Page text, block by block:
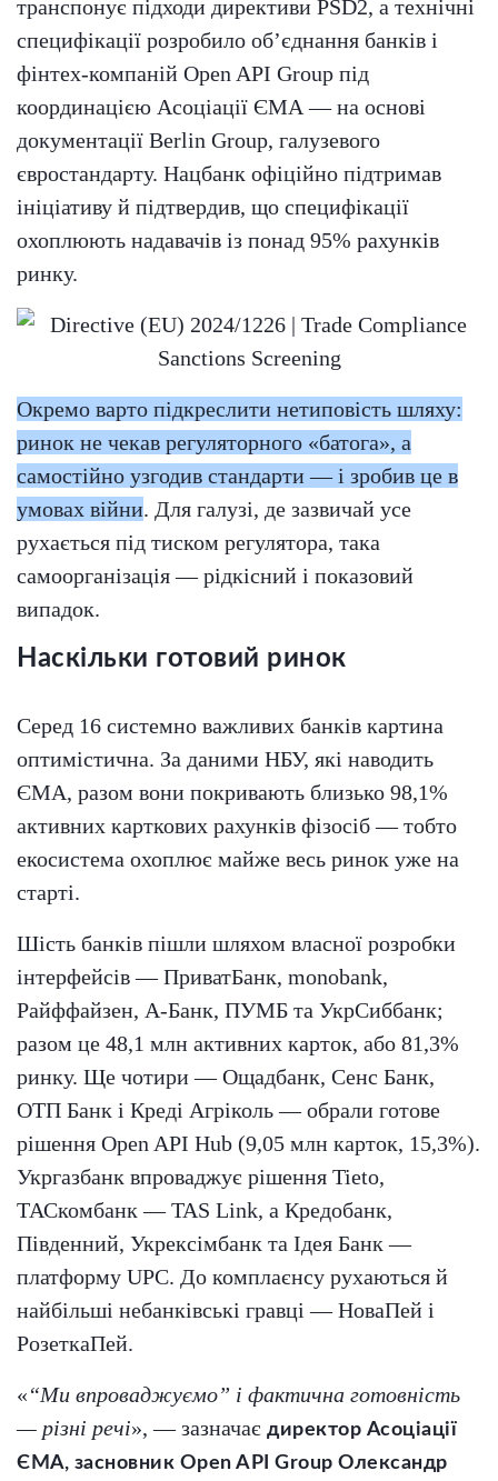
транспонує підходи директиви PSD2, а технічні
специфікації розробило обʼєднання банків і
фінтех-компаній Open API Group під
координацією Асоціації ЄМА — на основі
документації Berlin Group, галузевого
євростандарту. Нацбанк офіційно підтримав
ініціативу й підтвердив, що специфікації
охоплюють надавачів із понад 95% рахунків
ринку.
Окремо варто підкреслити нетиповість шляху:
ринок не чекав регуляторного «батога», а
самостійно узгодив стандарти — і зробив це в
умовах війни. Для галузі, де зазвичай усе
рухається під тиском регулятора, така
самоорганізація — рідкісний і показовий
випадок.
Наскільки готовий ринок
Серед 16 системно важливих банків картина
оптимістична. За даними НБУ, які наводить
ЄМА, разом вони покривають близько 98,1%
активних карткових рахунків фізосіб — тобто
екосистема охоплює майже весь ринок уже на
старті.
Шість банків пішли шляхом власної розробки
інтерфейсів — ПриватБанк, monobank,
Райффайзен, А-Банк, ПУМБ та УкрСиббанк;
разом це 48,1 млн активних карток, або 81,3%
ринку. Ще чотири — Ощадбанк, Сенс Банк,
ОТП Банк і Креді Агріколь — обрали готове
рішення Open API Hub (9,05 млн карток, 15,3%).
Укргазбанк впроваджує рішення Tieto,
ТАСкомбанк — TAS Link, а Кредобанк,
Південний, Укрексімбанк та Ідея Банк —
платформу UPC. До комплаєнсу рухаються й
найбільші небанківські гравці — НоваПей і
РозеткаПей.
«“Ми впроваджуємо” і фактична готовність
— різні речі», — зазначає директор Асоціації
ЄМА, засновник Open API Group Олександр